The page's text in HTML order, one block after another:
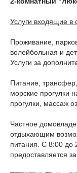
Услуги входящие в
Проживание,
волейбольная и
Услуги за
Питание,
морские прогулки
прогулки, массаж
Частное
отдыхающим
питания. С 8:00 до
предоставляется